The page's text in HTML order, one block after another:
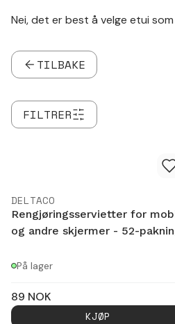
Nei, det er best å velge etui
TILBAKE
FILTRER
DELTACO
Rengjøringsservietter for
og andre skjermer - 52-
På lager
89 NOK
KJØP